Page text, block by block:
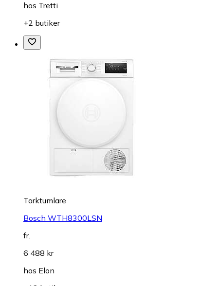
hos Tretti
+2 butiker
Torktumlare
Bosch WTH8300LSN
fr.
6 488 kr
hos Elon